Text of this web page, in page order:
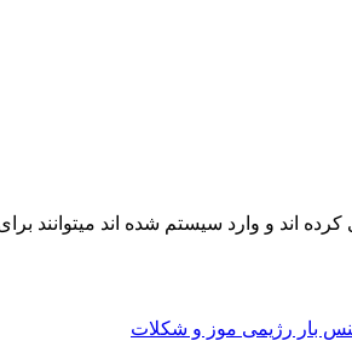
اند و وارد سیستم شده اند میتوانند